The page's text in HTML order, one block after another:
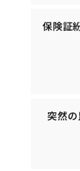
保険証
突然